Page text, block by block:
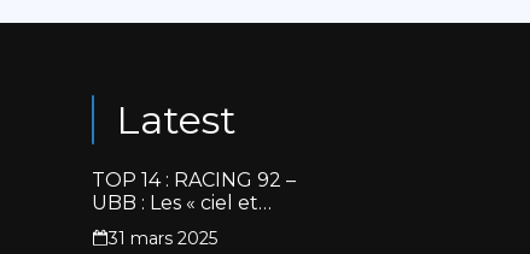
Latest
TOP 14 : RACING 92 –
UBB : Les « ciel et
blanc » renouent avec
la victoire
31 mars 2025